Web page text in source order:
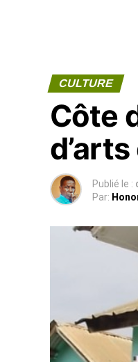
CULTURE
Côte
Publié le :
Par: